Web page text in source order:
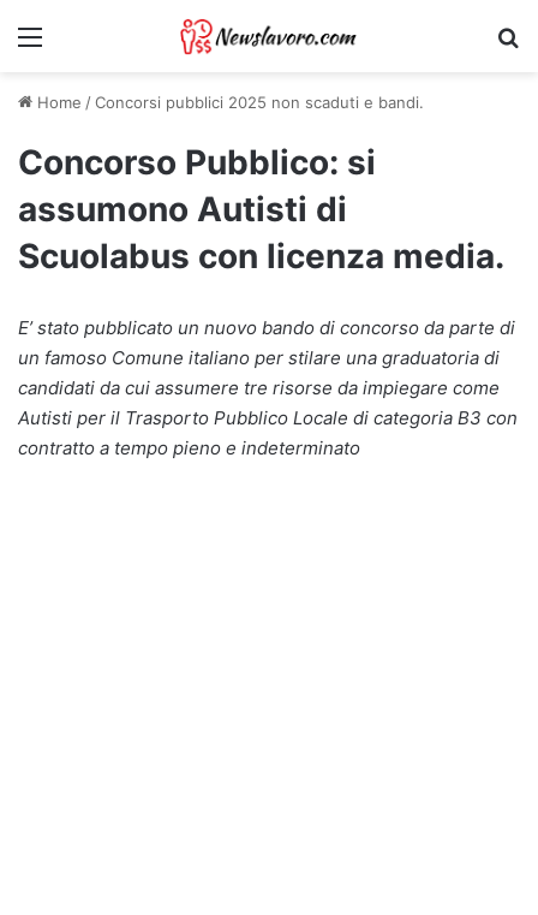
Menu
Home /Concorsi pubblici 2025 non scaduti e bandi.
Concorso Pubblico: si
assumono Autisti di
Scuolabus con licenza media.
E’ stato pubblicato un nuovo bando di concorso da parte di
un famoso Comune italiano per stilare una graduatoria di
candidati da cui assumere tre risorse da impiegare come
Autisti per il Trasporto Pubblico Locale di categoria B3 con
contratto a tempo pieno e indeterminato